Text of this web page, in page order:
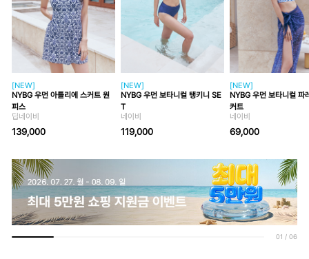
[NEW]
NYBG 우먼 아틀리에 스커트 원
피스
딥네이비
139,000
[NEW]
NYBG 우먼 보타니컬 탱키니 SE
T
네이비
119,000
[NEW]
NYBG 우먼 보타니컬 파
커트
네이비
69,000
01 / 06